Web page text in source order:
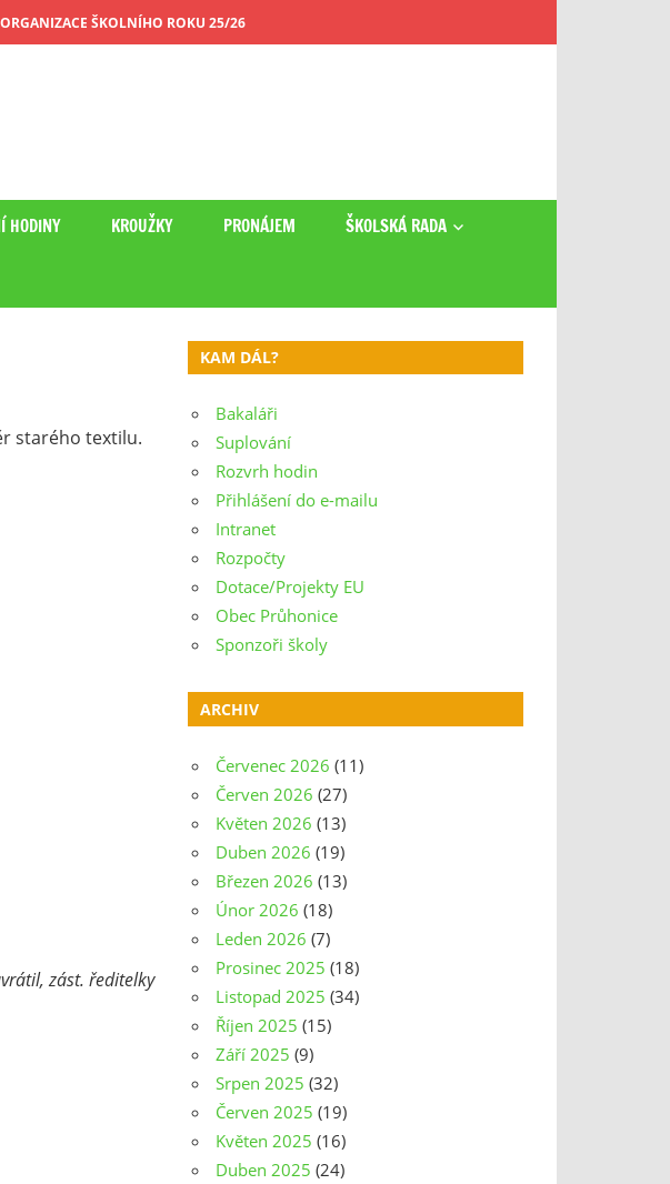
ORGANIZACE ŠKOLNÍHO ROKU 25/26
HODINY KROUŽKY PRONÁJEM ŠKOLSKÁ RADA
starého textilu.
zást. ředitelky
KAM DÁL?
Bakaláři
Suplování
Rozvrh hodin
Přihlášení do e-mailu
Intranet
Rozpočty
Dotace/Projekty EU
Obec Průhonice
Sponzoři školy
ARCHIV
Červenec 2026 (11)
Červen 2026 (27)
Květen 2026 (13)
Duben 2026 (19)
Březen 2026 (13)
Únor 2026 (18)
Leden 2026 (7)
Prosinec 2025 (18)
Listopad 2025 (34)
Říjen 2025 (15)
Září 2025 (9)
Srpen 2025 (32)
Červen 2025 (19)
Květen 2025 (16)
Duben 2025 (24)